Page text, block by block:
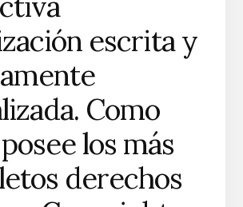
escrita y
Como
los más
derechos